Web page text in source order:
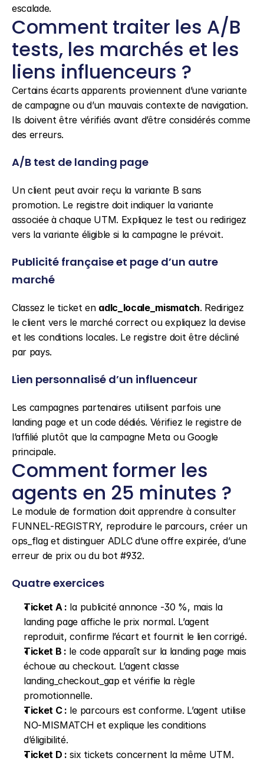
escalade.
Comment traiter les A/B
tests, les marchés et les
liens influenceurs ?
Certains écarts apparents proviennent d’une variante
de campagne ou d’un mauvais contexte de navigation.
Ils doivent être vérifiés avant d’être considérés comme
des erreurs.
A/B test de landing page
Un client peut avoir reçu la variante B sans
promotion. Le registre doit indiquer la variante
associée à chaque UTM. Expliquez le test ou redirigez
vers la variante éligible si la campagne le prévoit.
Publicité française et page d’un autre
marché
Classez le ticket en adlc_locale_mismatch. Redirigez
le client vers le marché correct ou expliquez la devise
et les conditions locales. Le registre doit être décliné
par pays.
Lien personnalisé d’un influenceur
Les campagnes partenaires utilisent parfois une
landing page et un code dédiés. Vérifiez le registre de
l’affilié plutôt que la campagne Meta ou Google
principale.
Comment former les
agents en 25 minutes ?
Le module de formation doit apprendre à consulter
FUNNEL-REGISTRY, reproduire le parcours, créer un
ops_flag et distinguer ADLC d’une offre expirée, d’une
erreur de prix ou du bot #932.
Quatre exercices
Ticket A : la publicité annonce -30 %, mais la
landing page affiche le prix normal. L’agent
reproduit, confirme l’écart et fournit le lien corrigé.
Ticket B : le code apparaît sur la landing page mais
échoue au checkout. L’agent classe
landing_checkout_gap et vérifie la règle
promotionnelle.
Ticket C : le parcours est conforme. L’agent utilise
NO-MISMATCH et explique les conditions
d’éligibilité.
Ticket D : six tickets concernent la même UTM.